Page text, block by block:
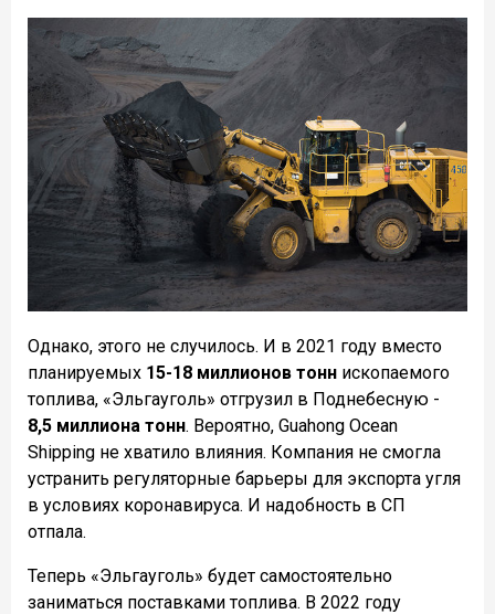
Однако, этого не случилось. И в 2021 году вместо
планируемых 15-18 миллионов тонн ископаемого
топлива, «Эльгауголь» отгрузил в Поднебесную -
8,5 миллиона тонн. Вероятно, Guahong Ocean
Shipping не хватило влияния. Компания не смогла
устранить регуляторные барьеры для экспорта угля
в условиях коронавируса. И надобность в СП
отпала.
Теперь «Эльгауголь» будет самостоятельно
заниматься поставками топлива. В 2022 году